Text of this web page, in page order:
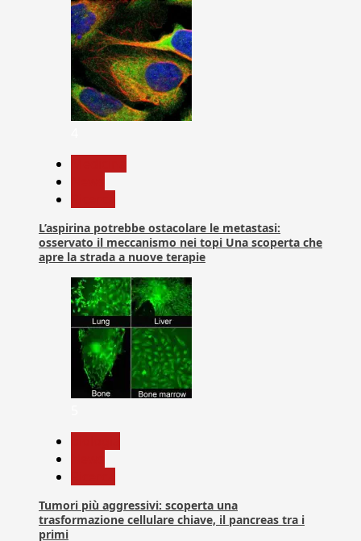
L’aspirina potrebbe ostacolare le metastasi:
osservato il meccanismo nei topi Una scoperta che
apre la strada a nuove terapie
Tumori più aggressivi: scoperta una
trasformazione cellulare chiave, il pancreas tra i
primi